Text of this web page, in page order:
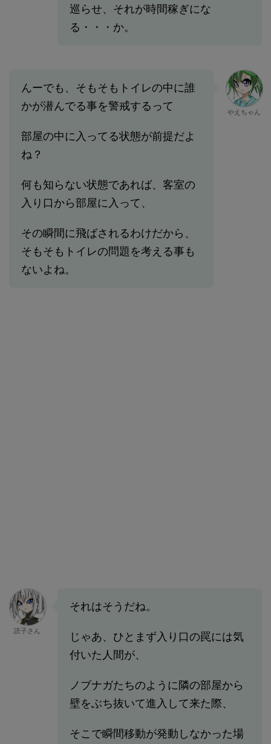
巡らせ、それが時間稼ぎにな
る・・・か。
んーでも、そもそもトイレの中に誰
かが潜んでる事を警戒するって
部屋の中に入ってる状態が前提だよ
ね？
何も知らない状態であれば、客室の
入り口から部屋に入って、
その瞬間に飛ばされるわけだから、
そもそもトイレの問題を考える事も
ないよね。
やえちゃん
読子さん
それはそうだね。
じゃあ、ひとまず入り口の罠には気
付いた人間が、
ノブナガたちのように隣の部屋から
壁をぶち抜いて進入して来た際、
そこで瞬間移動が発動しなかった場